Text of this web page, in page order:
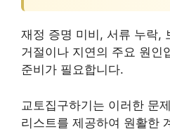
재정 증명 미비, 서류 누락,
거절이나 지연의 주요 원인
준비가 필요합니다.
교토집구하기는 이러한 문
리스트를 제공하여 원활한